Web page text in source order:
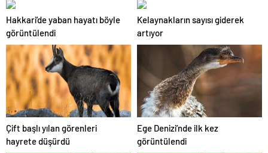
Hakkari’de yaban hayatı böyle
görüntülendi
Kelaynakların sayısı giderek
artıyor
Çift başlı yılan görenleri
hayrete düşürdü
Ege Denizi’nde ilk kez
görüntülendi